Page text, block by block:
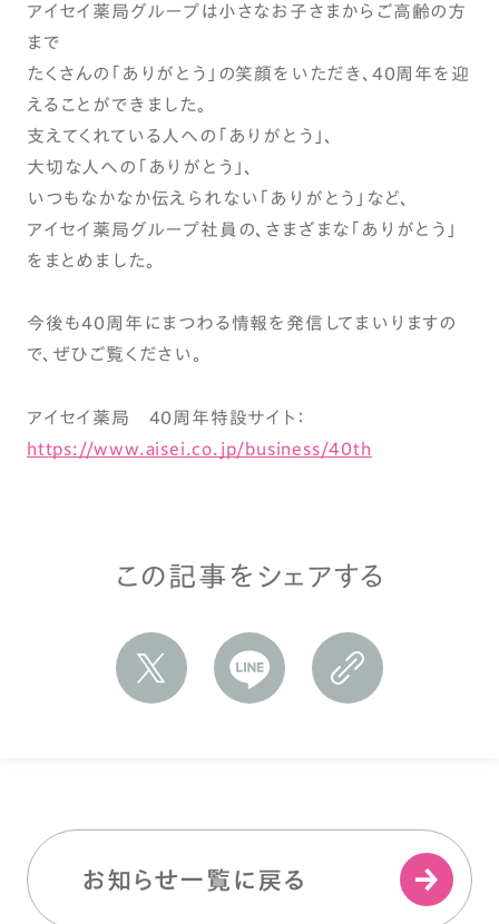
アイセイ薬局グループは小さなお子さまからご高齢の方
まで
たくさんの「ありがとう」の笑顔をいただき、40周年を迎
えることができました。
支えてくれている人への「ありがとう」、
大切な人への「ありがとう」、
いつもなかなか伝えられない「ありがとう」など、
アイセイ薬局グループ社員の、さまざまな「ありがとう」
をまとめました。
今後も40周年にまつわる情報を発信してまいりますの
で、ぜひご覧ください。
アイセイ薬局 40周年特設サイト：
https://www.aisei.co.jp/business/40th
この記事をシェアする
お知らせ一覧に戻る